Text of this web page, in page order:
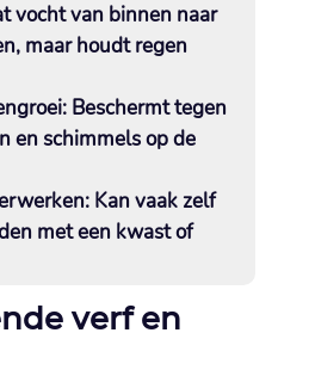
vocht van binnen naar
maar houdt regen
Beschermt tegen
en schimmels op de
Kan vaak zelf
met een kwast of
verf en